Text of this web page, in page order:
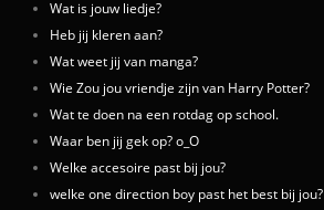
Wat is jouw liedje?
Heb jij kleren aan?
Wat weet jij van manga?
Wie Zou jou vriendje zijn van Harry Potter?
Wat te doen na een rotdag op school.
Waar ben jij gek op? o_O
Welke accesoire past bij jou?
welke one direction boy past het best bij jou?